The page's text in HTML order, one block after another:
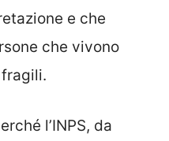
e che
che vivono
l’INPS, da